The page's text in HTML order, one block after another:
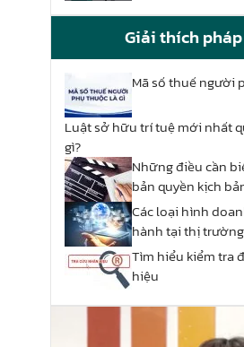
Giải thích
Mã số thuế người
Luật sở hữu trí tuệ mới nhất
gì?
Những điều cần
bản quyền kịch
Các loại hình
hành tại thị
Tìm hiểu kiểm tra
hiệu